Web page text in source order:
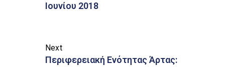
Ιουνίου 2018
Next
Περιφερειακή Ενότητας Άρτας: